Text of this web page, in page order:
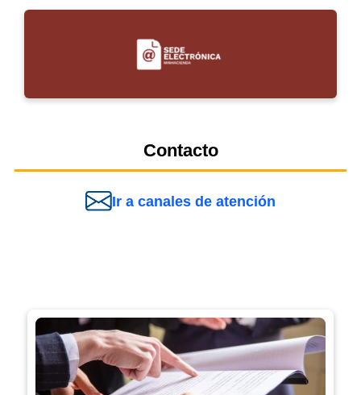
Contacto
Ir a canales de atención